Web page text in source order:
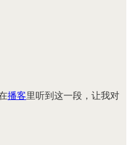
播客里听到这一段，让我对